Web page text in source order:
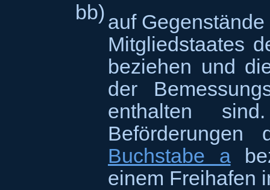
bb)auf
Mitgliedstaates
beziehen und
der
enthalten
Buchstabe a
einem Freihafen